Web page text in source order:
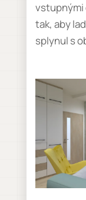
vstupnými
tak, aby
splynul s